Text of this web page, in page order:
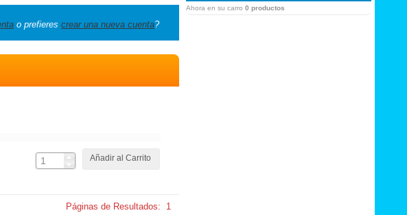
o prefieres crear una nueva cuenta?
Añadir al Carrito
Páginas de Resultados: 1
Ahora en su carro 0 productos